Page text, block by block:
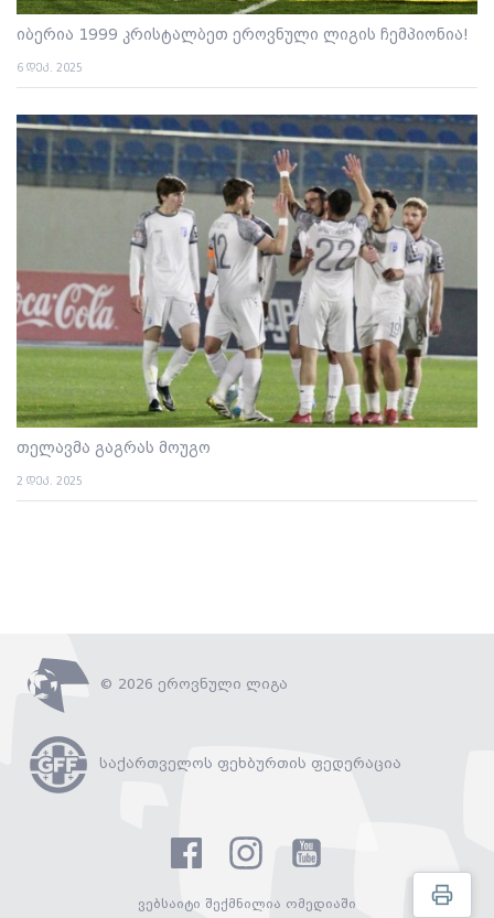
იბერია 1999 კრისტალბეთ ეროვნული ლიგის ჩემპიონია!
6 დეკ. 2025
თელავმა გაგრას მოუგო
2 დეკ. 2025
© 2026 ეროვნული ლიგა
საქართველოს ფეხბურთის ფედერაცია
ვებსაიტი შექმნილია ომედიაში